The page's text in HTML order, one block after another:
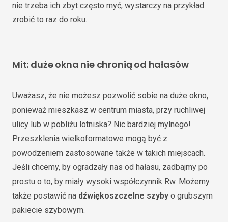
nie trzeba ich zbyt często myć, wystarczy na przykład
zrobić to raz do roku.
Mit: duże okna nie chronią od hałasów
Uważasz, że nie możesz pozwolić sobie na duże okno,
ponieważ mieszkasz w centrum miasta, przy ruchliwej
ulicy lub w pobliżu lotniska? Nic bardziej mylnego!
Przeszklenia wielkoformatowe mogą być z
powodzeniem zastosowane także w takich miejscach.
Jeśli chcemy, by ogradzały nas od hałasu, zadbajmy po
prostu o to, by miały wysoki współczynnik Rw. Możemy
także postawić na dźwiękoszczelne szyby o grubszym
pakiecie szybowym.